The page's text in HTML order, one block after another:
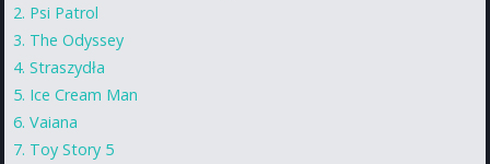
Psi Patrol
The Odyssey
Straszydła
Ice Cream Man
Vaiana
Toy Story 5